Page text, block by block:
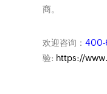
商。
欢迎咨询： 400-
验: https://